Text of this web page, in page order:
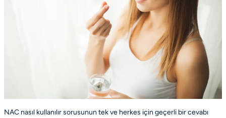
NAC nasıl kullanılır sorusunun tek ve herkes için geçerli bir cevabı